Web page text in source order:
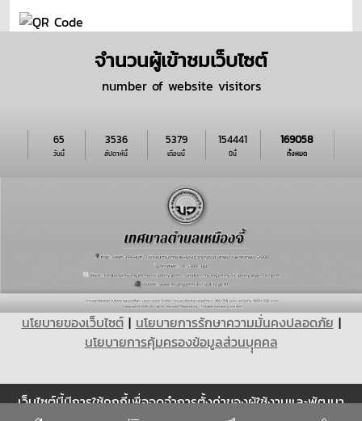
จำนวนผู้เข้าชมเว็บไซต์
number of website visitors
วันนี้
65
สัปดาห์นี้
3536
เดือนนี้
5379
ปีนี้
154441
ทั้งหมด
169058
นโยบายของเว็บไซต์| นโยบายการรักษาความมั่นคงปลอดภัย |
นโยบายการคุ้มครองข้อมูลส่วนบุุคคล
Cookie
เว็บไซต์นี้มีการใช้คุกกี้เพื่อจดจำการตั้งค่าของผู้ใช้งานและพัฒนา